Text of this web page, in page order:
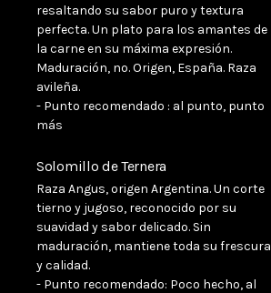
resaltando su sabor puro y textura
perfecta. Un plato para los amantes de
la carne en su máxima expresión.
Maduración, no. Origen, España. Raza
avileña.
- Punto recomendado : al punto, punto
más
Solomillo de Ternera
Raza Angus, origen Argentina. Un corte
tierno y jugoso, reconocido por su
suavidad y sabor delicado. Sin
maduración, mantiene toda su frescura
y calidad.
- Punto recomendado: Poco hecho, al